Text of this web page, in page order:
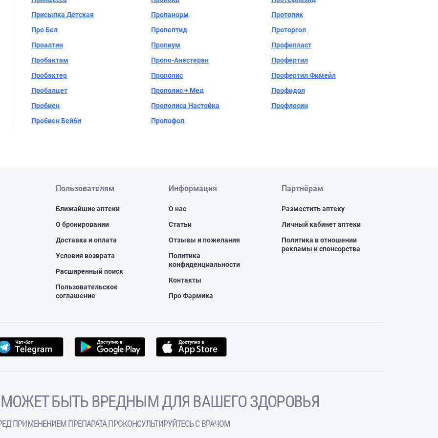
Присыпка Детская
Про Бел
Проалтин
Пробактам
Пробактер
Пробалцет
Пробиен
Пробиен Бейби
Пропанорм
Пропептид
Пропиум
Пропо-Анестеран
Прополис
Прополис + Мед
Прополиса Настойка
Пропофол
Протопик
Проторгол
Профепласт
Профертил
Профертил Фимейл
Профидол
Профлосин
Пользователям
Ближайшие аптеки
О бронировании
Доставка и оплата
Условия возврата
Расширенный поиск
Пользовательское
соглашение
Информация
О нас
Статьи
Отзывы и пожелания
Политика
конфиденциальности
Контакты
Про Фармика
Партнёрам
Разместить аптеку
Личный кабинет аптеки
Политика в отношении
рекламы и спонсорства
БЫТЬ ВРЕДНЫМ ДЛЯ ВАШЕГО ЗДОРОВЬЯ
ПРИМЕНЕНИЕМ ПРЕПАРАТА ПРОКОНСУЛЬТИРУЙТЕСЬ С ВРАЧОМ